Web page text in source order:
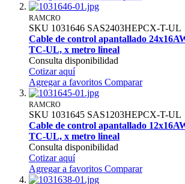
RAMCRO
SKU 1031646 SAS2403HEPCX-T-UL
Cable de control apantallado
TC-UL, x metro lineal
Consulta disponibilidad
Cotizar aquí
Agregar a favoritos Comparar
RAMCRO
SKU 1031645 SAS1203HEPCX-T-UL
Cable de control apantallado
TC-UL, x metro lineal
Consulta disponibilidad
Cotizar aquí
Agregar a favoritos Comparar